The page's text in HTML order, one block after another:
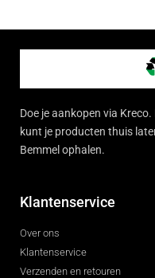
Doe je aankopen via
kunt je producten thuis
Bemmel ophalen.
Klantenservice
Over ons
Klantenservice
Verzenden en retouren